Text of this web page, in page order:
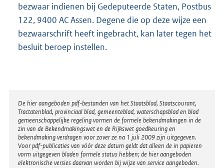
bezwaar indienen bij Gedeputeerde Staten, Postbus
122, 9400 AC Assen. Degene die op deze wijze een
bezwaarschrift heeft ingebracht, kan later tegen het
besluit beroep instellen.
Disclaimer
De hier aangeboden pdf-bestanden van het Staatsblad, Staatscourant,
Tractatenblad, provinciaal blad, gemeenteblad, waterschapsblad en blad
gemeenschappelijke regeling vormen de formele bekendmakingen in de
zin van de Bekendmakingswet en de Rijkswet goedkeuring en
bekendmaking verdragen voor zover ze na 1 juli 2009 zijn uitgegeven.
Voor pdf-publicaties van vóór deze datum geldt dat alleen de in papieren
vorm uitgegeven bladen formele status hebben; de hier aangeboden
elektronische versies daarvan worden bij wijze van service aangeboden.